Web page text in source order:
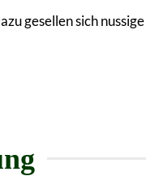
gesellen sich